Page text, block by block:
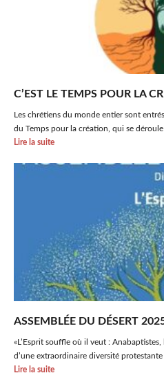
C’EST LE TEMPS POUR LA
Les chrétiens du monde entier sont
du Temps pour la création, qui se déroule
Lire la suite
ASSEMBLÉE DU DÉSERT
«L’Esprit souffle où il veut :
d’une extraordinaire diversité protestante
Lire la suite